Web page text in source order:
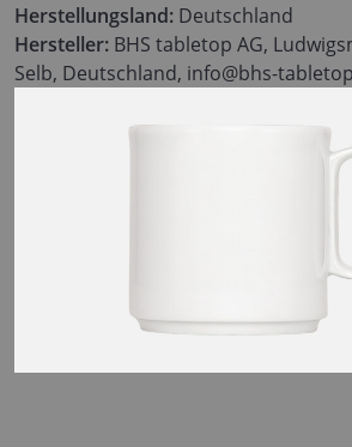
Herstellungsland: Deutschland
Hersteller: BHS tabletop AG,
Selb, Deutschland, info@bhs-